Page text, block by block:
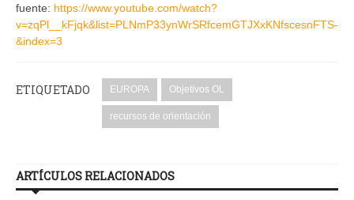
fuente: https://www.youtube.com/watch?
v=zqPl__kFjqk&list=PLNmP33ynWrSRfcemGTJXxKNfscesnFTS-
&index=3
ETIQUETADO EUROPA Objetivos OL
recursos de orientación
ARTÍCULOS RELACIONADOS